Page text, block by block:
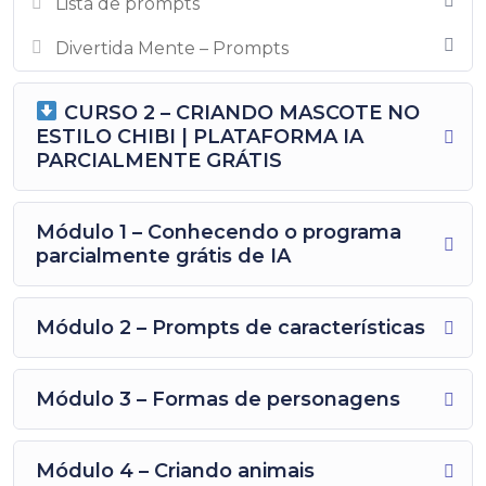
você assistir
PIRATARIA É CRIME! É PROIBIDO
Doar, sub-licenciar, repassar, vender,
compartilhar ou comercializar esses cursos.
Divertida Mente – Prompts
CURSO 2 – CRIANDO MASCOTE NO
ESTILO CHIBI | PLATAFORMA IA
PARCIALMENTE GRÁTIS
Módulo 1 – Conhecendo o programa
parcialmente grátis de IA
Módulo 2 – Prompts de características
Módulo 3 – Formas de personagens
Módulo 4 – Criando animais